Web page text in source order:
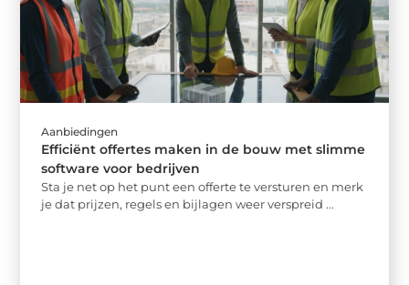
Aanbiedingen
Efficiënt offertes maken in de bouw met slimme
software voor bedrijven
Sta je net op het punt een offerte te versturen en merk
je dat prijzen, regels en bijlagen weer verspreid ...